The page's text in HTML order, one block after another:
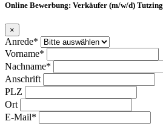
Online Bewerbung: Verkäufer (m/w/d) Tutzing
×
Anrede*
Vorname*
Nachname*
Anschrift
PLZ
Ort
E-Mail*